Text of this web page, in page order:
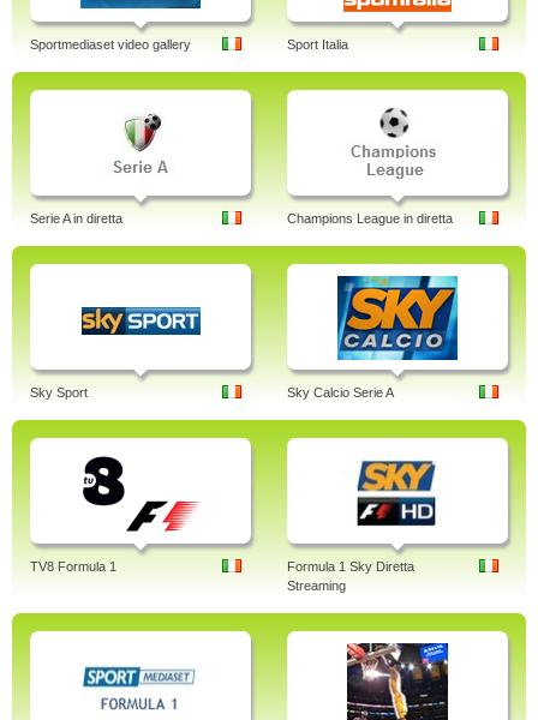
Sportmediaset video gallery Sport Italia
Serie A in diretta Champions League in diretta
Sky Sport Sky Calcio Serie A
TV8 Formula 1
Formula 1 Sky Diretta
Streaming